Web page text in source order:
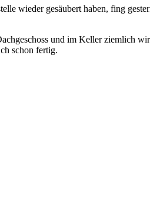
wieder gesäubert haben, fing
und im Keller ziemlich
schon fertig.